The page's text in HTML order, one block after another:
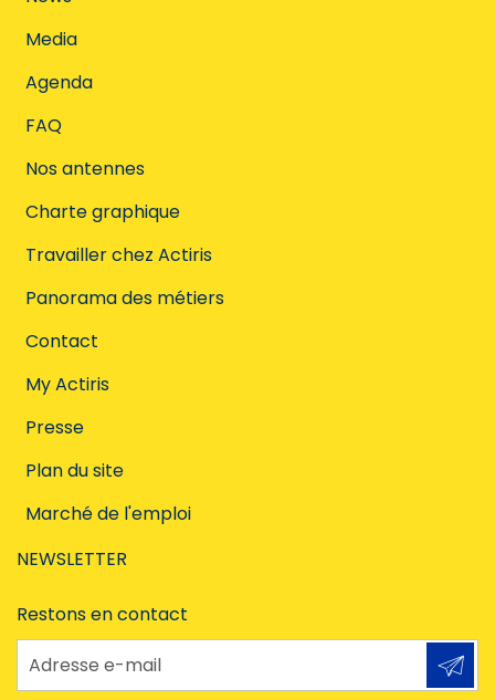
Media
Agenda
FAQ
Nos antennes
Charte graphique
Travailler chez Actiris
Panorama des métiers
Contact
My Actiris
Presse
Plan du site
Marché de l'emploi
NEWSLETTER
Restons en contact
Adresse e-mail